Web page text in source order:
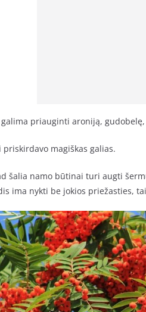
priauginti aroniją, gudobelę,
magiškas galias.
šalia namo būtinai turi augti
ima nykti be jokios priežasties,